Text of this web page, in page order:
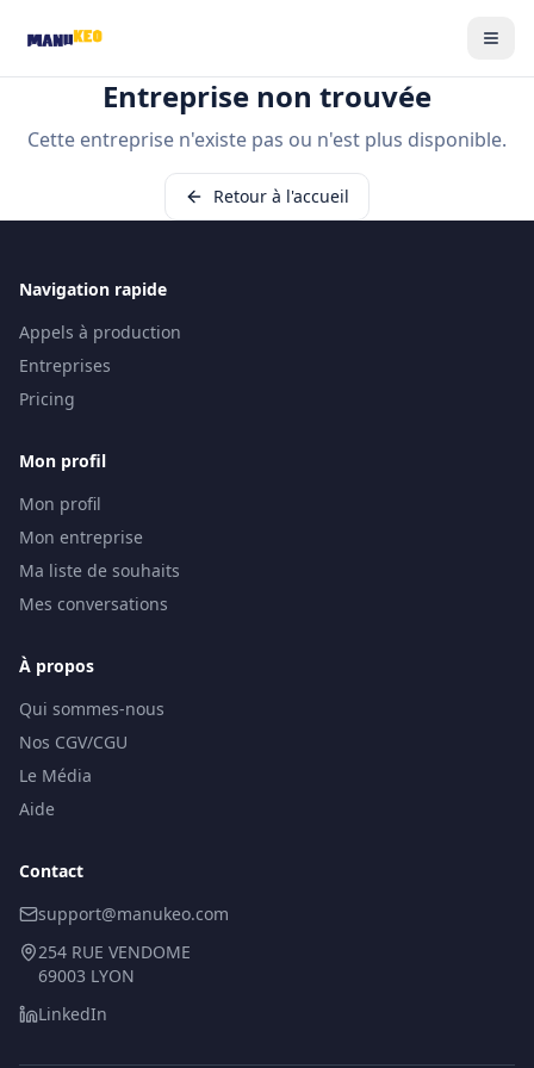
Entreprise non trouvée
Cette entreprise n'existe pas ou n'est plus disponible.
Retour à l'accueil
Navigation rapide
Appels à production
Entreprises
Pricing
Mon profil
Mon profil
Mon entreprise
Ma liste de souhaits
Mes conversations
À propos
Qui sommes-nous
Nos CGV/CGU
Le Média
Aide
Contact
support@manukeo.com
254 RUE VENDOME
69003 LYON
LinkedIn